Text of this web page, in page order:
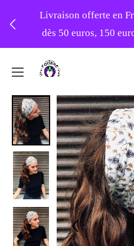
Livraison offerte en
dès 50 euros, 150
Foudre
Turbans